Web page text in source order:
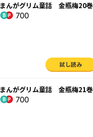
まんがグリム童話 金瓶梅20巻
700
試し読み
まんがグリム童話 金瓶梅21巻
700